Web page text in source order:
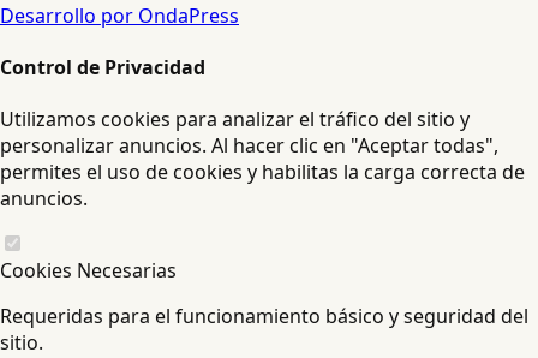
Desarrollo por OndaPress
Control de Privacidad
Utilizamos cookies para analizar el tráfico del sitio y
personalizar anuncios. Al hacer clic en "Aceptar todas",
permites el uso de cookies y habilitas la carga correcta de
anuncios.
Cookies Necesarias
Requeridas para el funcionamiento básico y seguridad del
sitio.